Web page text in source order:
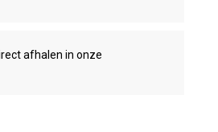
afhalen in onze